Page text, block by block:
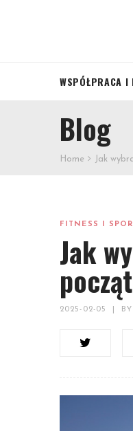
WSPÓŁPRACA I
Blog
Home Jak
FITNESS I
Jak
2025-02-05 BY